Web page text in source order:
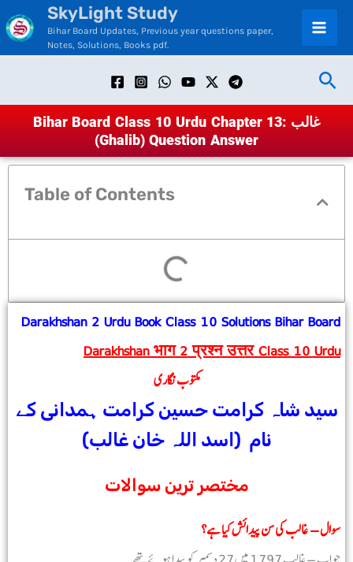
Skip
to
content
SkyLight Study
Bihar Board Updates, Previous year questions paper,
Notes, Solutions, Books pdf.
Bihar Board Class 10 Urdu Chapter 13: غالب
(Ghalib) Question Answer
Table of Contents
Darakhshan 2 Urdu Book Class 10 Solutions Bihar Board
Darakhshan भाग 2 प्रश्न उत्तर Class 10 Urdu
مکتوب نگاری
سید شاہ کرامت حسین کرامت ہمدانی کے
نام (اسد اللہ خان غالب)
مختصر ترین سوالات
سوال – غالب کی سن پیدائش کیا ہے؟